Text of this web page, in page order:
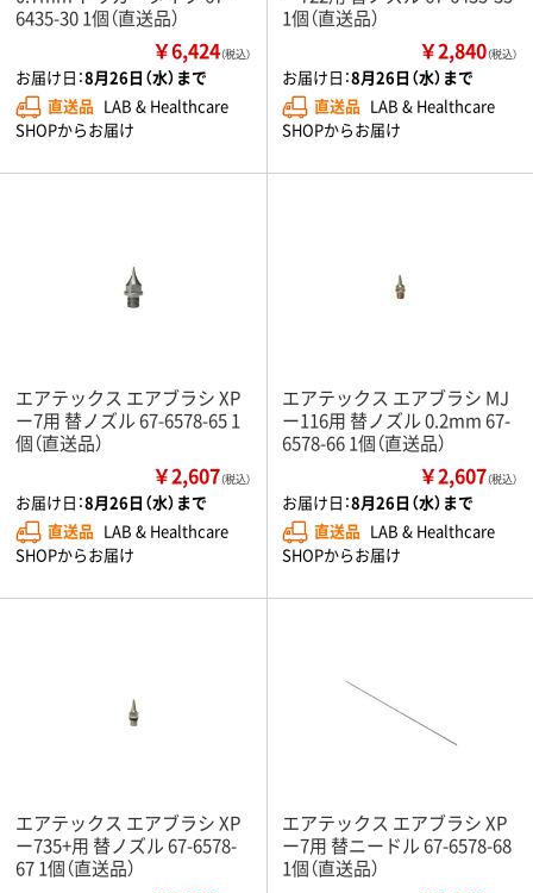
6435-30 1個（直送品）
￥6,424（税込）
お届け日：8月26日（水）まで
直送品 LAB & Healthcare
SHOPからお届け
1個（直送品）
￥2,840（税込）
お届け日：8月26日（水）まで
直送品 LAB & Healthcare
SHOPからお届け
エアテックス エアブラシ XP
ー7用 替ノズル 67-6578-65 1
個（直送品）
￥2,607（税込）
お届け日：8月26日（水）まで
直送品 LAB & Healthcare
SHOPからお届け
エアテックス エアブラシ MJ
ー116用 替ノズル 0.2mm 67-
6578-66 1個（直送品）
￥2,607（税込）
お届け日：8月26日（水）まで
直送品 LAB & Healthcare
SHOPからお届け
エアテックス エアブラシ XP
ー735+用 替ノズル 67-6578-
67 1個（直送品）
エアテックス エアブラシ XP
ー7用 替ニードル 67-6578-68
1個（直送品）